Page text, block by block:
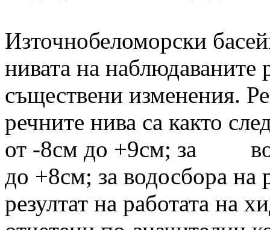
Източнобеломорски
нивата на наблюдаваните
съществени изменения.
речните нива са както
от -8см до +9см; за
до +8см; за водосбора
резултат на работата на